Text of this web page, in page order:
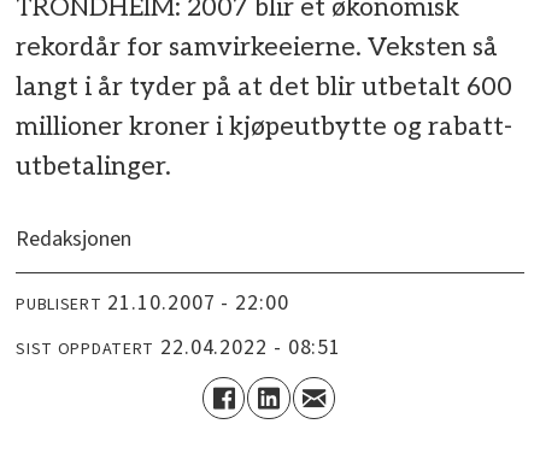
TRONDHEIM: 2007 blir et økonomisk
rekordår for samvirkeeierne. Veksten så
langt i år tyder på at det blir utbetalt 600
millioner kroner i kjøpeutbytte og rabatt-
utbetalinger.
Redaksjonen
PUBLISERT 21.10.2007 - 22:00
SIST OPPDATERT 22.04.2022 - 08:51